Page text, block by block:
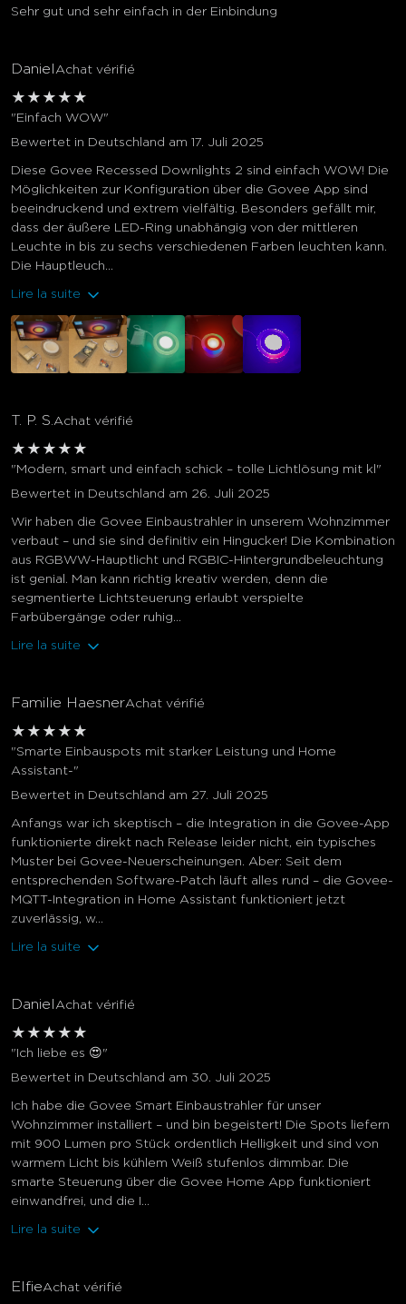
Sehr gut und sehr einfach in der Einbindung
Daniel Achat vérifié
★ ★ ★ ★ ★
"Einfach WOW"
Bewertet in Deutschland am 17. Juli 2025
Diese Govee Recessed Downlights 2 sind einfach WOW! Die
Möglichkeiten zur Konfiguration über die Govee App sind
beeindruckend und extrem vielfältig. Besonders gefällt mir,
dass der äußere LED-Ring unabhängig von der mittleren
Leuchte in bis zu sechs verschiedenen Farben leuchten kann.
Die Hauptleuch...
Lire la suite
T. P. S.Achat vérifié
★ ★ ★ ★ ★
"Modern, smart und einfach schick – tolle Lichtlösung mit kl"
Bewertet in Deutschland am 26. Juli 2025
Wir haben die Govee Einbaustrahler in unserem Wohnzimmer
verbaut – und sie sind definitiv ein Hingucker! Die Kombination
aus RGBWW-Hauptlicht und RGBIC-Hintergrundbeleuchtung
ist genial. Man kann richtig kreativ werden, denn die
segmentierte Lichtsteuerung erlaubt verspielte
Farbübergänge oder ruhig...
Lire la suite
Familie HaesnerAchat vérifié
★ ★ ★ ★ ★
"Smarte Einbauspots mit starker Leistung und Home
Assistant-"
Bewertet in Deutschland am 27. Juli 2025
Anfangs war ich skeptisch – die Integration in die Govee-App
funktionierte direkt nach Release leider nicht, ein typisches
Muster bei Govee-Neuerscheinungen. Aber: Seit dem
entsprechenden Software-Patch läuft alles rund – die Govee-
MQTT-Integration in Home Assistant funktioniert jetzt
zuverlässig, w...
Lire la suite
Daniel Achat vérifié
★ ★ ★ ★ ★
"Ich liebe es 😍"
Bewertet in Deutschland am 30. Juli 2025
Ich habe die Govee Smart Einbaustrahler für unser
Wohnzimmer installiert – und bin begeistert! Die Spots liefern
mit 900 Lumen pro Stück ordentlich Helligkeit und sind von
warmem Licht bis kühlem Weiß stufenlos dimmbar. Die
smarte Steuerung über die Govee Home App funktioniert
einwandfrei, und die I...
Lire la suite
ElfieAchat vérifié